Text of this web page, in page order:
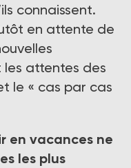
connaissent.
en attente de
les attentes des
le « cas par cas
en vacances ne
les plus